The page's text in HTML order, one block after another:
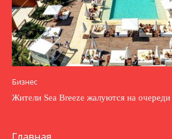
Бизнес
Жители Sea Breeze жалуются на